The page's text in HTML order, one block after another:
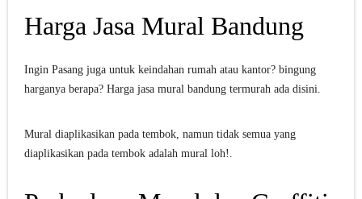
Lukisan Mural Tangga Hiasi Ruangan Tanpa Mahal
Jasa Lukis Mural Simple & Modern Untuk Ruangan
Harga Jasa Mural Bandung
Ingin Pasang juga untuk keindahan rumah atau kantor? bingung
harganya berapa? Harga jasa mural bandung termurah ada disini.
Mural diaplikasikan pada tembok, namun tidak semua yang
diaplikasikan pada tembok adalah mural loh!.